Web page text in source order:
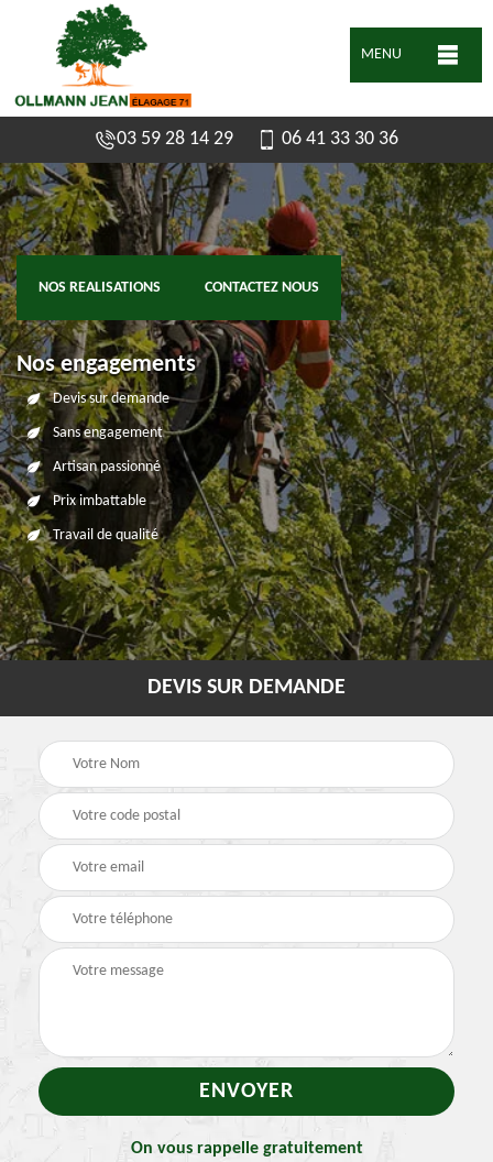
MENU
03 59 28 14 29 06 41 33 30 36
NOS REALISATIONS CONTACTEZ NOUS
Nos engagements
Devis sur demande
Sans engagement
Artisan passionné
Prix imbattable
Travail de qualité
DEVIS SUR DEMANDE
On vous rappelle gratuitement